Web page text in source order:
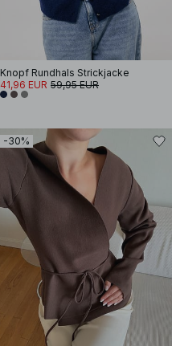
Knopf Rundhals Strickjacke
41,96 EUR 59,95 EUR
-30%